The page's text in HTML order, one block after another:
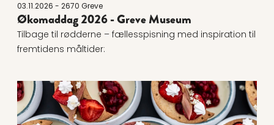
03.11.2026 - 2670 Greve
Økomaddag 2026 - Greve Museum
Tilbage til rødderne – fællesspisning med inspiration til
fremtidens måltider:
Læs mere om Økomaddag for professionelle